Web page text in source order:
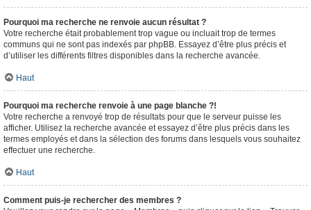
Pourquoi ma recherche ne renvoie aucun résultat ?
Votre recherche était probablement trop vague ou incluait trop de termes
communs qui ne sont pas indexés par phpBB. Essayez d’être plus précis et
d’utiliser les différents filtres disponibles dans la recherche avancée.
Haut
Pourquoi ma recherche renvoie à une page blanche ?!
Votre recherche a renvoyé trop de résultats pour que le serveur puisse les
afficher. Utilisez la recherche avancée et essayez d’être plus précis dans les
termes employés et dans la sélection des forums dans lesquels vous souhaitez
effectuer une recherche.
Haut
Comment puis-je rechercher des membres ?